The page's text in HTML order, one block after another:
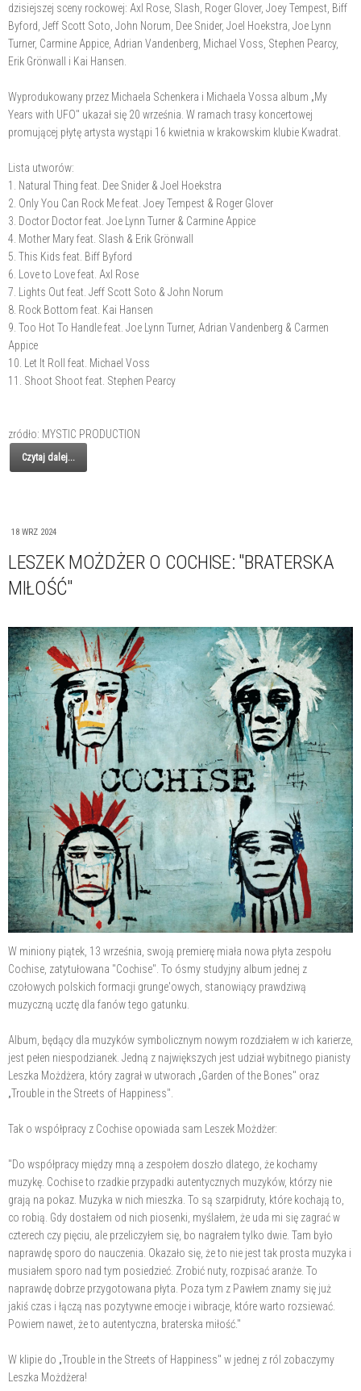
dzisiejszej sceny rockowej: Axl Rose, Slash, Roger Glover, Joey Tempest, Biff
Byford, Jeff Scott Soto, John Norum, Dee Snider, Joel Hoekstra, Joe Lynn
Turner, Carmine Appice, Adrian Vandenberg, Michael Voss, Stephen Pearcy,
Erik Grönwall i Kai Hansen.
Wyprodukowany przez Michaela Schenkera i Michaela Vossa album „My
Years with UFO" ukazał się 20 września. W ramach trasy koncertowej
promującej płytę artysta wystąpi 16 kwietnia w krakowskim klubie Kwadrat.
Lista utworów:
1. Natural Thing feat. Dee Snider & Joel Hoekstra
2. Only You Can Rock Me feat. Joey Tempest & Roger Glover
3. Doctor Doctor feat. Joe Lynn Turner & Carmine Appice
4. Mother Mary feat. Slash & Erik Grönwall
5. This Kids feat. Biff Byford
6. Love to Love feat. Axl Rose
7. Lights Out feat. Jeff Scott Soto & John Norum
8. Rock Bottom feat. Kai Hansen
9. Too Hot To Handle feat. Joe Lynn Turner, Adrian Vandenberg & Carmen
Appice
10. Let It Roll feat. Michael Voss
11. Shoot Shoot feat. Stephen Pearcy
zródło: MYSTIC PRODUCTION
Czytaj dalej...
18 WRZ 2024
LESZEK MOŻDŻER O COCHISE: "BRATERSKA
MIŁOŚĆ"
W miniony piątek, 13 września, swoją premierę miała nowa płyta zespołu
Cochise, zatytułowana "Cochise". To ósmy studyjny album jednej z
czołowych polskich formacji grunge'owych, stanowiący prawdziwą
muzyczną ucztę dla fanów tego gatunku.
Album, będący dla muzyków symbolicznym nowym rozdziałem w ich karierze,
jest pełen niespodzianek. Jedną z największych jest udział wybitnego pianisty
Leszka Możdżera, który zagrał w utworach „Garden of the Bones" oraz
„Trouble in the Streets of Happiness".
Tak o współpracy z Cochise opowiada sam Leszek Możdżer:
"Do współpracy między mną a zespołem doszło dlatego, że kochamy
muzykę. Cochise to rzadkie przypadki autentycznych muzyków, którzy nie
grają na pokaz. Muzyka w nich mieszka. To są szarpidruty, które kochają to,
co robią. Gdy dostałem od nich piosenki, myślałem, że uda mi się zagrać w
czterech czy pięciu, ale przeliczyłem się, bo nagrałem tylko dwie. Tam było
naprawdę sporo do nauczenia. Okazało się, że to nie jest tak prosta muzyka i
musiałem sporo nad tym posiedzieć. Zrobić nuty, rozpisać aranże. To
naprawdę dobrze przygotowana płyta. Poza tym z Pawłem znamy się już
jakiś czas i łączą nas pozytywne emocje i wibracje, które warto rozsiewać.
Powiem nawet, że to autentyczna, braterska miłość."
W klipie do „Trouble in the Streets of Happiness" w jednej z ról zobaczymy
Leszka Możdżera!